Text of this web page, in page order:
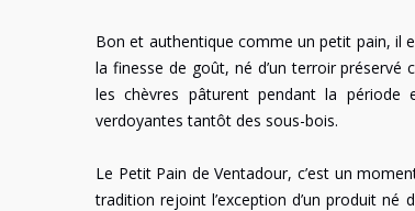
Bon et authentique comme un petit pain, il
la finesse de goût, né d’un terroir préservé
les chèvres pâturent pendant la période
verdoyantes tantôt des sous-bois.
Le Petit Pain de Ventadour, c’est un
tradition rejoint l’exception d’un produit né